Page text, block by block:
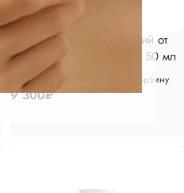
GiGi Крем успокаивающий от
покраснения и отечности 50 мл
9 300₽
В корзину